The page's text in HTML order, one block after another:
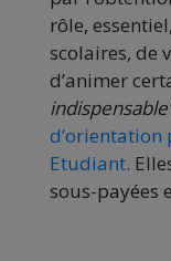
rôle,
scolaires, de
d’animer
d’orientation
Etudiant.
sous-payées